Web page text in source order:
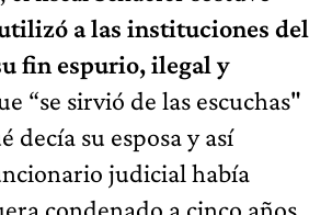
a las instituciones del
fin espurio, ilegal y
“se sirvió de las escuchas"
decía su esposa y así
judicial había